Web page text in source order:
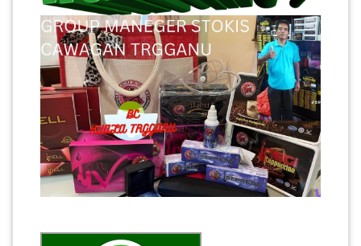
HARTA
BENDA(1)
LAIN-
LAIN
KEPERLUAN(16)
SELECT NEGERI
SELANGOR(37)